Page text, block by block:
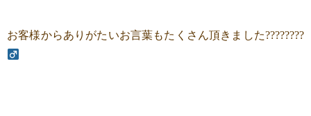
お客様からありがたいお言葉もたくさん頂きました????????‍